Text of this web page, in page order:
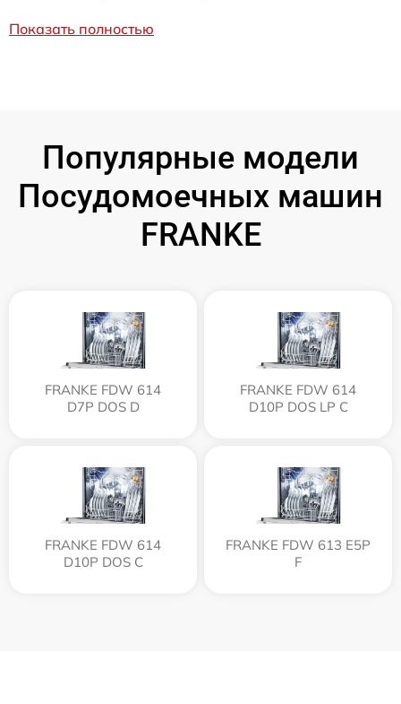
Показать полностью
Популярные модели
Посудомоечных машин
FRANKE
FRANKE FDW 614
D7P DOS D
FRANKE FDW 614
D10P DOS LP C
FRANKE FDW 614
D10P DOS C
FRANKE FDW 613 E5P
F